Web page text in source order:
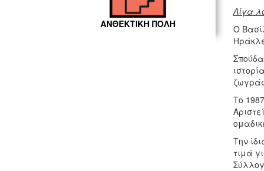
ΑΝΘΕΚΤΙΚΗ ΠΟΛΗ
Λίγα
Ο
Το
Την
τιμά